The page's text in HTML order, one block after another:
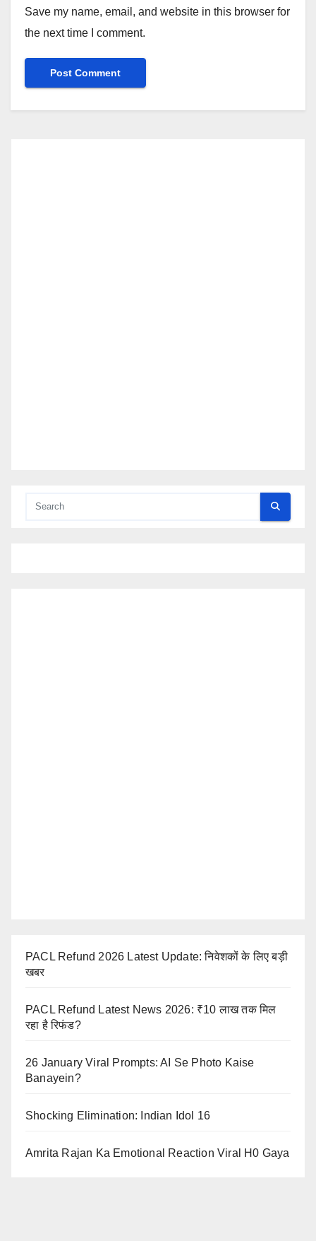
Save my name, email, and website in this browser for
the next time I comment.
PACL Refund 2026 Latest Update: निवेशकों के लिए बड़ी
खबर
PACL Refund Latest News 2026: ₹10 लाख तक मिल
रहा है रिफंड?
26 January Viral Prompts: AI Se Photo Kaise
Banayein?
Shocking Elimination: Indian Idol 16
Amrita Rajan Ka Emotional Reaction Viral H0 Gaya